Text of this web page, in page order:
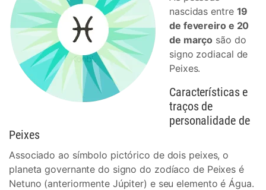
nascidas entre 19
de fevereiro e 20
de março são do
signo zodiacal de
Peixes.
Características e
traços de
personalidade de
Peixes
Associado ao símbolo pictórico de dois peixes, o
planeta governante do signo do zodíaco de Peixes é
Netuno (anteriormente Júpiter) e seu elemento é Água.